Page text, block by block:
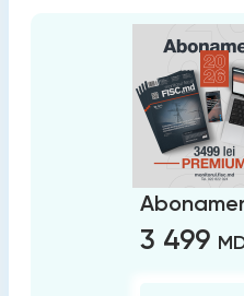
3 499